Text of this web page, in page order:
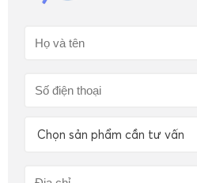
Chọn sản phẩm cần tư vấn